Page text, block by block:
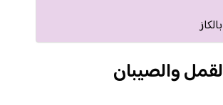
والصيبان